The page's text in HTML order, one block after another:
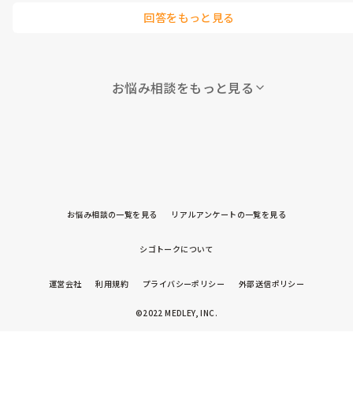
ジも大きかったり、残りやすかったり、はあると思います。
よく、どこにも色んな方がいるよ、との言葉も聞かれると思います。
その通りでもあります。しかし、自分にとっては、どーしても認めて
も、「また、お話させて下さい」と伝えると、「それはあんたが勝
離を取る、思いきってほぼ話さない日をもつ、他の職員の方に変わ
ってもらったり、一緒に関わる、薬、興味のあるものとして写真、
が、うまくいくには、なかなかです。
暴力的な方であれば、退職、そして心機一転、楽しい所もあるの
で、考えてみるのも、やむ無し、かと思います。
回答をもっと見る
お悩み相談をもっと見る
お悩み相談の一覧を見る リアルアンケートの一覧を見る
シゴトークについて
運営会社 利用規約 プライバシーポリシー 外部送信ポリシー
©2022 MEDLEY, INC.